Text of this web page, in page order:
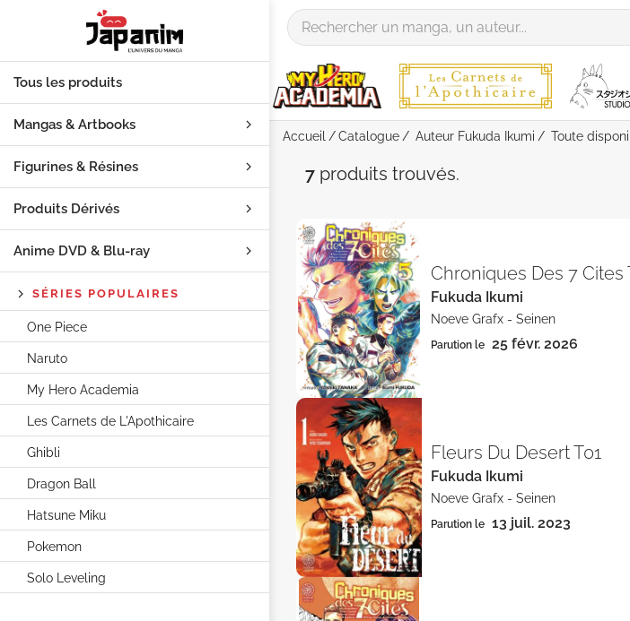
Tous les produits
Mangas & Artbooks
Figurines & Résines
Produits Dérivés
Anime DVD & Blu‑ray
SÉRIES POPULAIRES
One Piece
Naruto
My Hero Academia
Les Carnets de L'Apothicaire
Ghibli
Dragon Ball
Hatsune Miku
Pokemon
Solo Leveling
Accueil Catalogue Auteur Fukuda Ikumi Toute
Auteur "Fukuda Ikumi" -
7 produits trouvés.
Chroniques Des 7 Cites
Fukuda Ikumi
Noeve Grafx - Seinen
Parution le 25 févr. 2026
Fleurs Du Desert T01
Fukuda Ikumi
Noeve Grafx - Seinen
Parution le 13 juil. 2023